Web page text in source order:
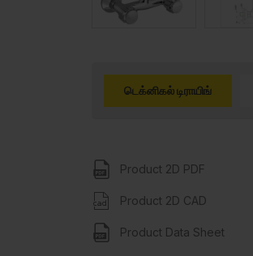
டெக்னிகல் டிராயிங்
Product 2D PDF
Product 2D CAD
Product Data Sheet